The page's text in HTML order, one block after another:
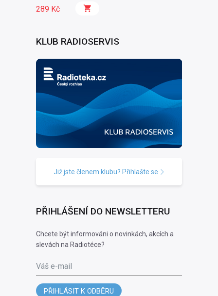
289 Kč
KLUB RADIOSERVIS
Již jste členem klubu? Přihlašte se
PŘIHLÁŠENÍ DO NEWSLETTERU
Chcete být informováni o novinkách, akcích a
slevách na Radiotéce?
Váš e-mail
PŘIHLÁSIT K ODBĚRU